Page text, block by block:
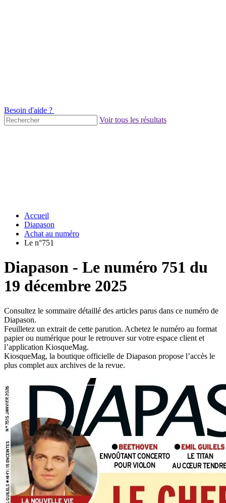
Besoin d'aide ?
Voir tous les résultats
Accueil
Diapason
Achat au numéro
Le n°751
Diapason - Le numéro 751 du
19 décembre 2025
Consultez le sommaire détaillé des articles parus dans ce numéro de
Diapason.
Feuilletez un extrait de cette parution. Achetez le numéro au format
papier ou numérique pour le retrouver sur votre espace client et
l’application KiosqueMag.
KiosqueMag, la boutique officielle de Diapason propose l’accès le
plus complet aux archives de la revue.